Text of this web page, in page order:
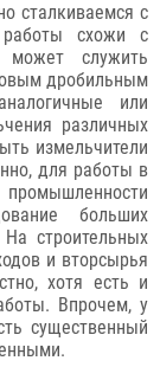
сталкиваемся с
работы схожи с
служить
дробильным
или
различных
измельчители
для работы в
больших
строительных
и вторсырья
хотя есть и
Впрочем, у
существенный